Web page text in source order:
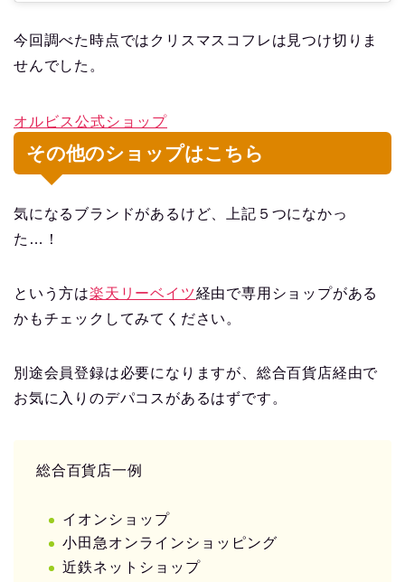
今回調べた時点ではクリスマスコフレは見つけ切りま
せんでした。
オルビス公式ショップ
その他のショップはこちら
気になるブランドがあるけど、上記５つになかっ
た…！
という方は楽天リーベイツ経由で専用ショップがある
かもチェックしてみてください。
別途会員登録は必要になりますが、総合百貨店経由で
お気に入りのデパコスがあるはずです。
総合百貨店一例
イオンショップ
小田急オンラインショッピング
近鉄ネットショップ